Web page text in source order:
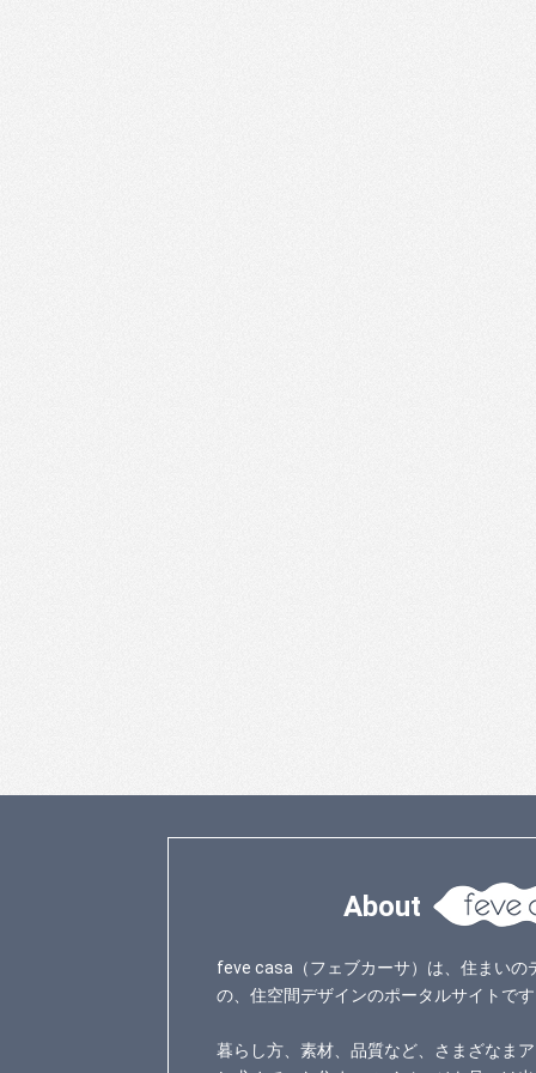
About
feve casa（フェブカーサ）は、住まいの
の、住空間デザインのポータルサイトで
暮らし方、素材、品質など、さまざなま